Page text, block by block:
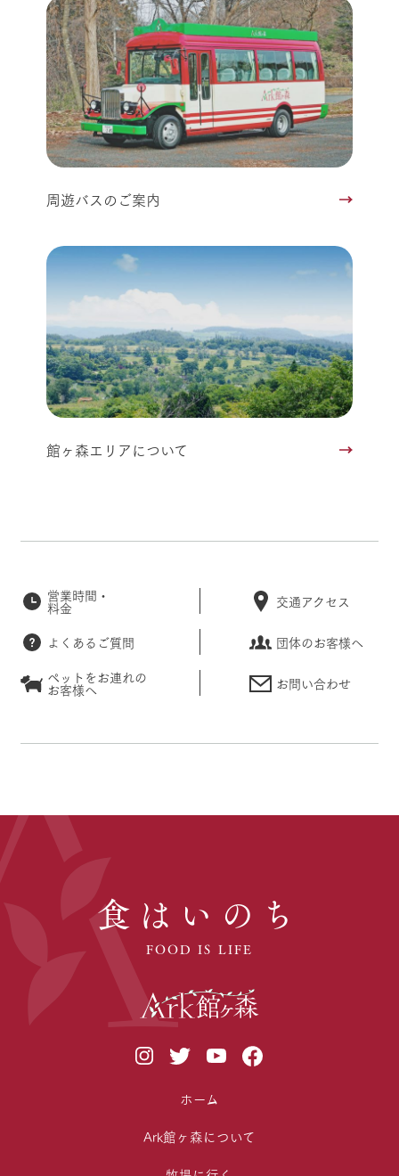
周遊バスのご案内
館ヶ森エリアについて
営業時間・
料金 交通アクセス
よくあるご質問
団体のお客様へ
ペットをお連れの
お客様へ お問い合わせ
食はいのち
FOOD IS LIFE
ホーム
Ark館ヶ森について